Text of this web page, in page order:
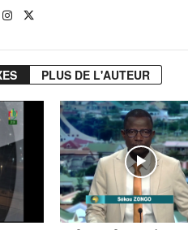
PLUS DE L'AUTEUR